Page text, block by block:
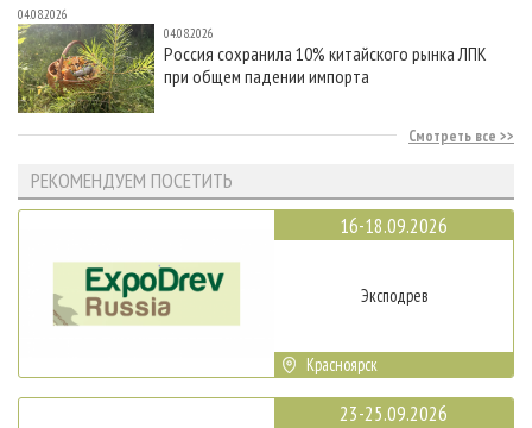
04.08.2026
04.08.2026
Россия сохранила 10% китайского рынка ЛПК
при общем падении импорта
Смотреть все
РЕКОМЕНДУЕМ ПОСЕТИТЬ
16-18.09.2026
Эксподрев
Красноярск
23-25.09.2026